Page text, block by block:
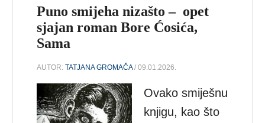
Puno smijeha nizašto – opet
sjajan roman Bore Ćosića,
Sama
AUTOR:TATJANA GROMAČA/ 09.01.2026.
Ovako smiješnu
knjigu, kao što